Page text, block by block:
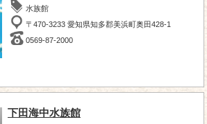
水族館
〒470-3233 愛知県知多郡美浜町奥田428-1
0569-87-2000
下田海中水族館